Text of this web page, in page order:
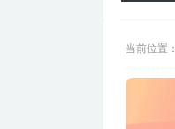
当前位置：